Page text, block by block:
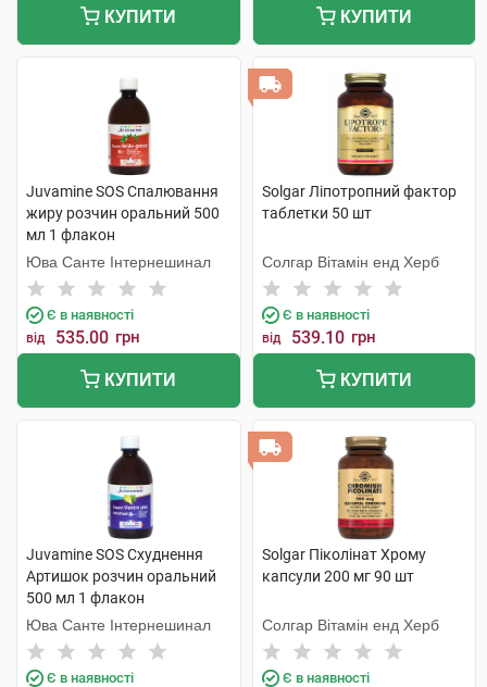
КУПИТИ КУПИТИ
Juvamine SOS Спалювання
жиру розчин оральний 500
мл 1 флакон
Юва Санте Інтернешинал
Є в наявності
від 535.00 грн
КУПИТИ
Solgar Ліпотропний фактор
таблетки 50 шт
Солгар Вітамін енд Херб
Є в наявності
від 539.10 грн
КУПИТИ
Juvamine SOS Схуднення
Артишок розчин оральний
500 мл 1 флакон
Юва Санте Інтернешинал
Є в наявності
Solgar Піколінат Хрому
капсули 200 мг 90 шт
Солгар Вітамін енд Херб
Є в наявності